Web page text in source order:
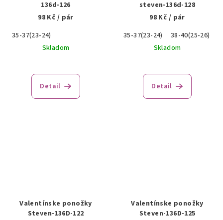
136d-126
98 Kč / pár
35-37(23-24)
Skladom
Detail
steven-136d-128
98 Kč / pár
35-37(23-24)
38-40(25-26)
Skladom
Detail
Valentínske ponožky
Steven-136D-122
Valentínske ponožky
Steven-136D-125